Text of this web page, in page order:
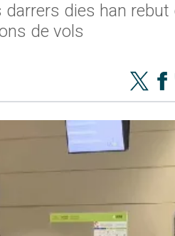
dies han rebut
de vols